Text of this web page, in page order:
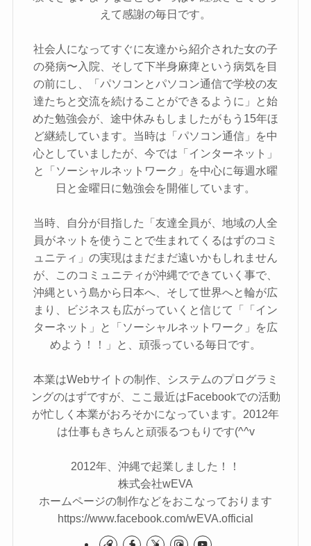
えて感謝の毎日です。
社会人になってすぐに友達から紹介された女の子
の発病〜入院、そして下半身麻痺という病気を目
の前にし、「パソコンとパソコン通信で学校の友
達たちと交流を続けることができるように」と始
めた勉強会が、途中休みもしましたがもう15年ほ
ど継続しています。当時は「パソコン通信」を中
心としていましたが、今では「インターネット」
と「ソーシャルネットワーク」を中心に毎週水曜
日と金曜日に勉強会を開催しています。
当時、自分が目指した「友達全員が、地域の人全
員がネットを使うことで生まれてくるはずのコミ
ュニティ」の実現はまだまだ遠いかもしれません
が、このコミュニティが沖縄でできていく事で、
沖縄という島から日本へ、そして世界へと輪が広
まり、ビジネスも広がっていくと信じて「「イン
ターネット」と「ソーシャルネットワーク」を広
めよう！！」と、頑張っている毎日です。
本業はWebサイトの制作、システムのプログラミ
ングのはずですが、ここ最近はFacebookでの活動
が忙しく本業がおろそかになっています。2012年
は仕事もきちんと頑張るつもりです(^^v
2012年、沖縄で起業しました！！
株式会社wEVA
ホームページの制作などをおこなっております
https://www.facebook.com/wEVA.official